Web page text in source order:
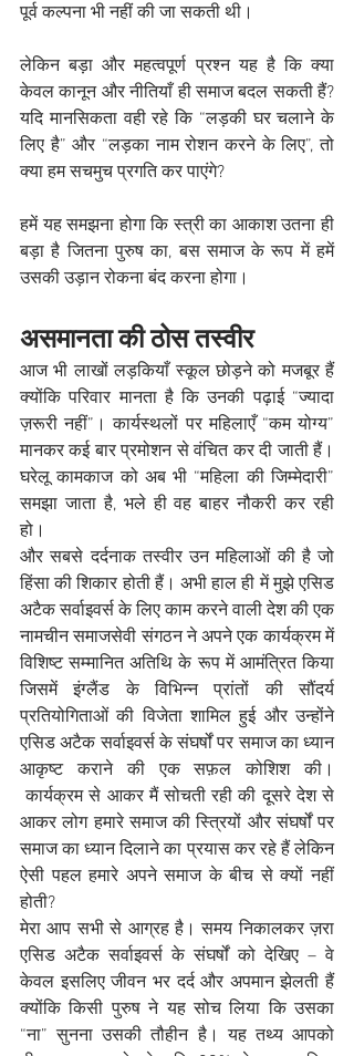
पूर्व कल्पना भी नहीं की जा सकती थी।
लेकिन बड़ा और महत्वपूर्ण प्रश्न यह है कि क्या
केवल कानून और नीतियाँ ही समाज बदल सकती हैं?
यदि मानसिकता वही रहे कि “लड़की घर चलाने के
लिए है” और “लड़का नाम रोशन करने के लिए”, तो
क्या हम सचमुच प्रगति कर पाएंगे?
हमें यह समझना होगा कि स्त्री का आकाश उतना ही
बड़ा है जितना पुरुष का, बस समाज के रूप में हमें
उसकी उड़ान रोकना बंद करना होगा।
असमानता की ठोस तस्वीर
आज भी लाखों लड़कियाँ स्कूल छोड़ने को मजबूर हैं
क्योंकि परिवार मानता है कि उनकी पढ़ाई “ज्यादा
ज़रूरी नहीं”। कार्यस्थलों पर महिलाएँ “कम योग्य”
मानकर कई बार प्रमोशन से वंचित कर दी जाती हैं।
घरेलू कामकाज को अब भी “महिला की जिम्मेदारी”
समझा जाता है, भले ही वह बाहर नौकरी कर रही
हो।
और सबसे दर्दनाक तस्वीर उन महिलाओं की है जो
हिंसा की शिकार होती हैं। अभी हाल ही में मुझे एसिड
अटैक सर्वाइवर्स के लिए काम करने वाली देश की एक
नामचीन समाजसेवी संगठन ने अपने एक कार्यक्रम में
विशिष्ट सम्मानित अतिथि के रूप में आमंत्रित किया
जिसमें इंग्लैंड के विभिन्न प्रांतों की सौंदर्य
प्रतियोगिताओं की विजेता शामिल हुई और उन्होंने
एसिड अटैक सर्वाइवर्स के संघर्षों पर समाज का ध्यान
आकृष्ट कराने की एक सफ़ल कोशिश की।
कार्यक्रम से आकर मैं सोचती रही की दूसरे देश से
आकर लोग हमारे समाज की स्त्रियों और संघर्षों पर
समाज का ध्यान दिलाने का प्रयास कर रहे हैं लेकिन
ऐसी पहल हमारे अपने समाज के बीच से क्यों नहीं
होती?
मेरा आप सभी से आग्रह है। समय निकालकर ज़रा
एसिड अटैक सर्वाइवर्स के संघर्षों को देखिए – वे
केवल इसलिए जीवन भर दर्द और अपमान झेलती हैं
क्योंकि किसी पुरुष ने यह सोच लिया कि उसका
“ना” सुनना उसकी तौहीन है। यह तथ्य आपको